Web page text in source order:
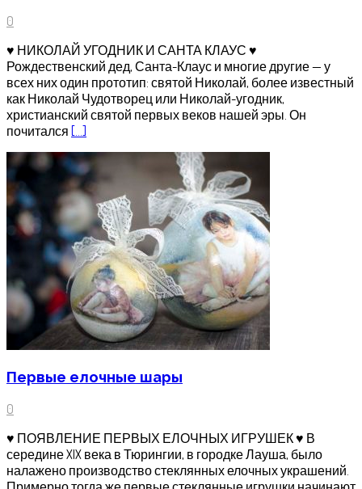
0
♥ НИКОЛАЙ УГОДНИК И САНТА КЛАУС ♥
Рождественский дед, Санта-Клаус и многие другие — у
всех них один прототип: святой Николай, более известный
как Николай Чудотворец или Николай-угодник,
христианский святой первых веков нашей эры. Он
почитался […]
Первые елочные шары
0
♥ ПОЯВЛЕНИЕ ПЕРВЫХ ЕЛОЧНЫХ ИГРУШЕК ♥ В
середине XIX века в Тюрингии, в городке Лауша, было
налажено производство стеклянных елочных украшений.